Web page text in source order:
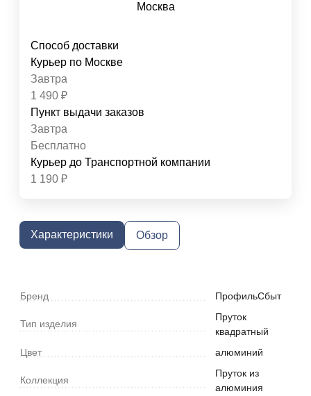
Москва
Способ доставки
Курьер по Москве
Завтра
1 490 ₽
Пункт выдачи заказов
Завтра
Бесплатно
Курьер до Транспортной компании
1 190 ₽
Характеристики Обзор
Бренд ПрофильСбыт
Тип изделия
Пруток
квадратный
Цвет
алюминий
Коллекция
Пруток из
алюминия